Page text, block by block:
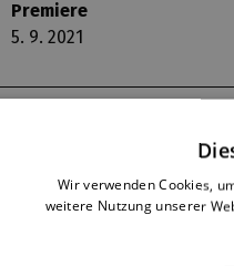
Premiere
5. 9. 2021
Wir verwenden Cookies,
weitere Nutzung unserer